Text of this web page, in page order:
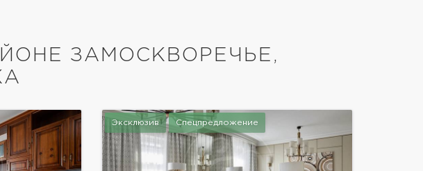
ЗАМОСКВОРЕЧЬЕ,
Эксклюзив Спецпредложение